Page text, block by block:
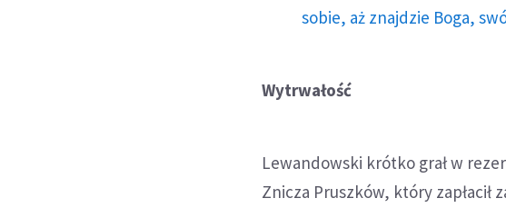
sobie, aż znajdzie Boga,
Wytrwałość
Lewandowski krótko grał w
Znicza Pruszków, który zapłacił